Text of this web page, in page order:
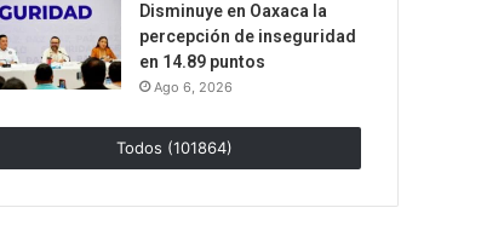
Disminuye en Oaxaca la
percepción de inseguridad
en 14.89 puntos
Ago 6, 2026
Todos (101864)